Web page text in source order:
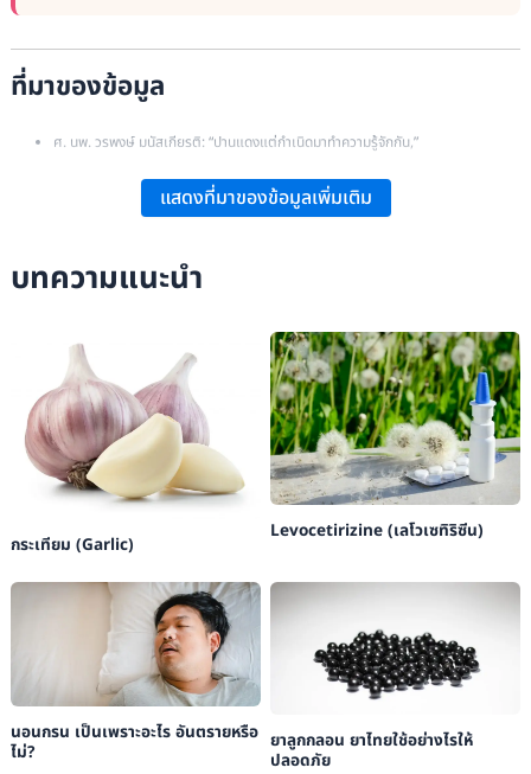
ที่มาของข้อมูล
ศ. นพ. วรพงษ์ มนัสเกียรติ: “ปานแดงแต่กำเนิดมาทำความรู้จักกัน,”
Lowel A. Goldsmith et al.:Fitspatick’s Dermatology in General
Jean L. Bolognia:
Dermatology, 4th ed.
แสดงที่มาของข้อมูลเพิ่มเติม
บทความแนะนำ
กระเทียม (Garlic)
Levocetirizine (เลโวเซทิริซีน)
นอนกรน เป็นเพราะอะไร อันตรายหรือ
ไม่?
ยาลูกกลอน ยาไทยใช้อย่างไรให้
ปลอดภัย